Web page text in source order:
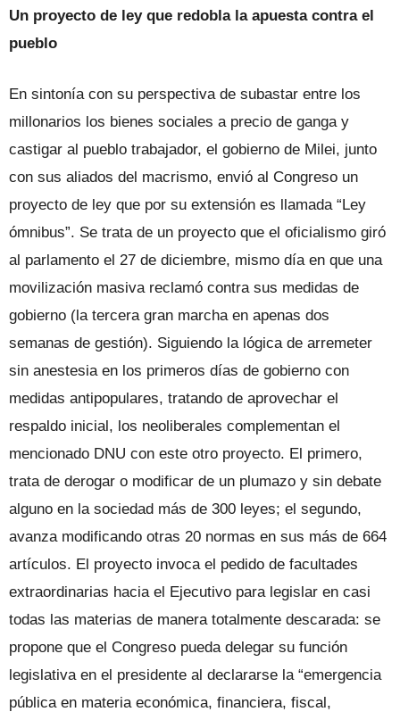
Un proyecto de ley que redobla la apuesta contra el
pueblo
En sintonía con su perspectiva de subastar entre los
millonarios los bienes sociales a precio de ganga y
castigar al pueblo trabajador, el gobierno de Milei, junto
con sus aliados del macrismo, envió al Congreso un
proyecto de ley que por su extensión es llamada “Ley
ómnibus”. Se trata de un proyecto que el oficialismo giró
al parlamento el 27 de diciembre, mismo día en que una
movilización masiva reclamó contra sus medidas de
gobierno (la tercera gran marcha en apenas dos
semanas de gestión). Siguiendo la lógica de arremeter
sin anestesia en los primeros días de gobierno con
medidas antipopulares, tratando de aprovechar el
respaldo inicial, los neoliberales complementan el
mencionado DNU con este otro proyecto. El primero,
trata de derogar o modificar de un plumazo y sin debate
alguno en la sociedad más de 300 leyes; el segundo,
avanza modificando otras 20 normas en sus más de 664
artículos. El proyecto invoca el pedido de facultades
extraordinarias hacia el Ejecutivo para legislar en casi
todas las materias de manera totalmente descarada: se
propone que el Congreso pueda delegar su función
legislativa en el presidente al declararse la “emergencia
pública en materia económica, financiera, fiscal,